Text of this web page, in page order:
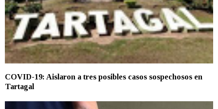
COVID-19: Aislaron a tres posibles casos sospechosos en
Tartagal